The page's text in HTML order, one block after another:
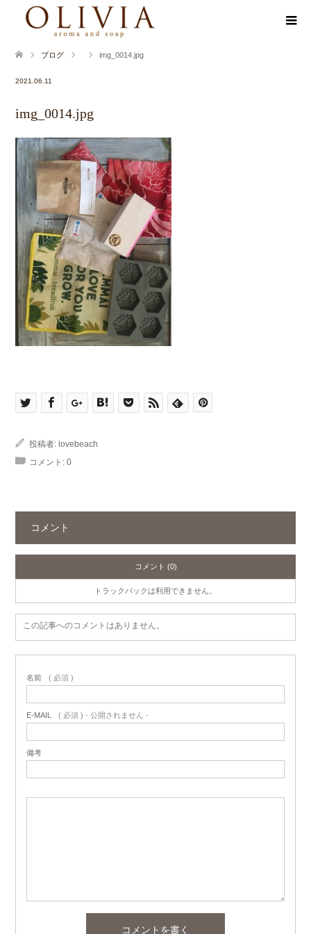
ブログ img_0014.jpg
2021.06.11
img_0014.jpg
投稿者: lovebeach
コメント: 0
コメント
コメント (0)
トラックバックは利用できません。
この記事へのコメントはありません。
名前 ( 必須 )
E-MAIL ( 必須 ) - 公開されません -
備考